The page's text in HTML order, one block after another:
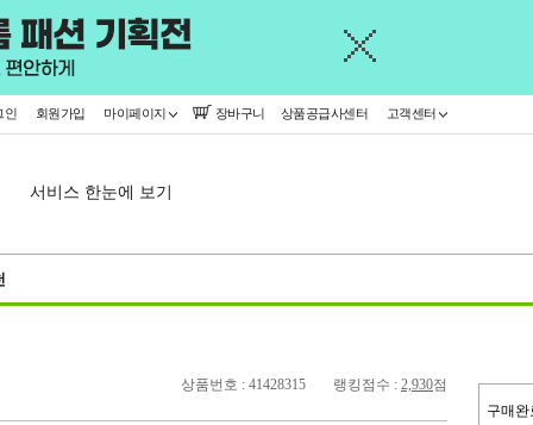
인 회원가입 마이페이지 장바구니 상품공급사센터 고객센터
서비스 한눈에 보기
구매완
상품번호 : 41428315 랭킹점수 : 2,930점